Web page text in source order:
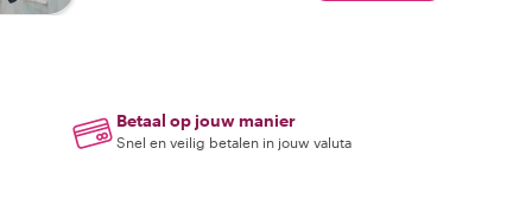
Betaal op jouw manier
Snel en veilig betalen in jouw valuta